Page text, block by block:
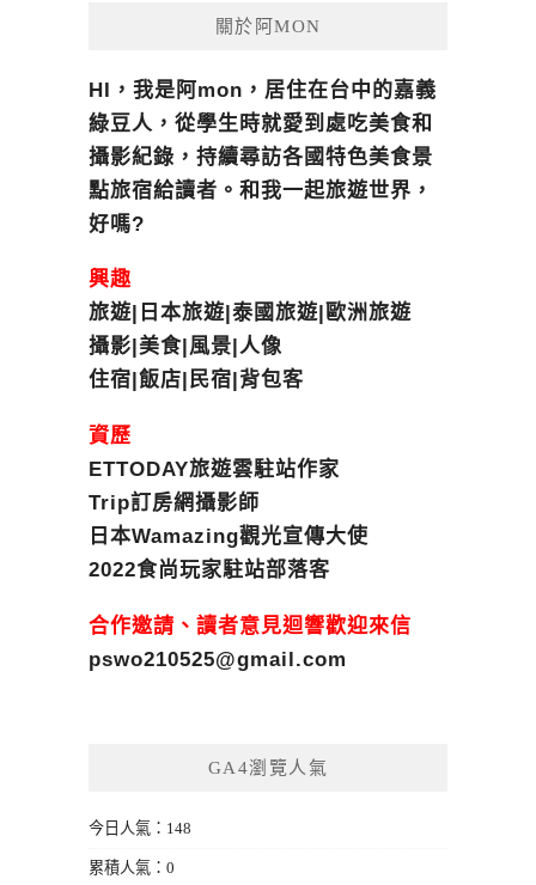
關於阿MON
HI，我是阿mon，居住在台中的嘉義
綠豆人，從學生時就愛到處吃美食和
攝影紀錄，持續尋訪各國特色美食景
點旅宿給讀者。和我一起旅遊世界，
好嗎?
興趣
旅遊|日本旅遊|泰國旅遊|歐洲旅遊
攝影|美食|風景|人像
住宿|飯店|民宿|背包客
資歷
ETTODAY旅遊雲駐站作家
Trip訂房網攝影師
日本Wamazing觀光宣傳大使
2022食尚玩家駐站部落客
合作邀請、讀者意見迴響歡迎來信
pswo210525@gmail.com
GA4瀏覽人氣
今日人氣：148
累積人氣：0